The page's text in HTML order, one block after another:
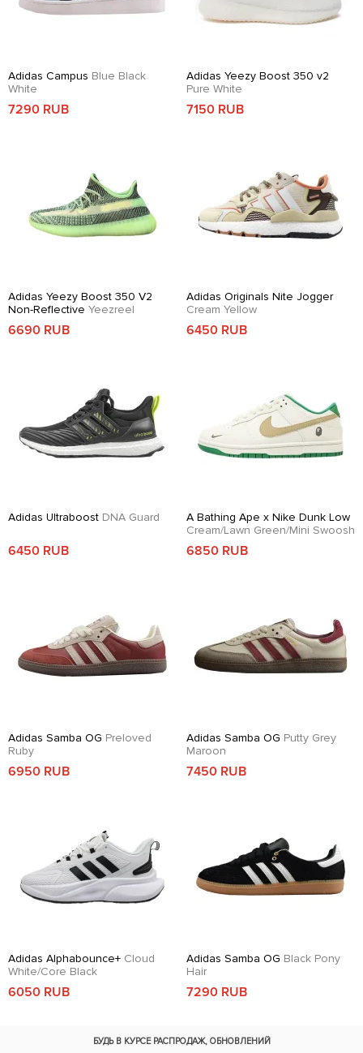
Adidas Campus Blue Black
White
7290 RUB
Adidas Yeezy Boost 350 v2
Pure White
7150 RUB
Adidas Yeezy Boost 350 V2
Non-Reflective Yeezreel
6690 RUB
Adidas Originals Nite Jogger
Cream Yellow
6450 RUB
Adidas Ultraboost DNA Guard
6450 RUB
A Bathing Ape x Nike Dunk Low
Cream/Lawn Green/Mini Swoosh
6850 RUB
Adidas Samba OG Preloved
Ruby
6950 RUB
Adidas Samba OG Putty Grey
Maroon
7450 RUB
Adidas Alphabounce+ Cloud
White/Core Black
6050 RUB
Adidas Samba OG Black Pony
Hair
7290 RUB
БУДЬ В КУРСЕ РАСПРОДАЖ, ОБНОВЛЕНИЙ